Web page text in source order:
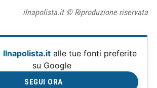
ilnapolista.it © Riproduzione riservata
Ilnapolista.it alle tue fonti preferite
su Google
SEGUI ORA